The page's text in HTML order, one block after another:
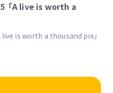
「A live is worth a
live is worth a thousand pix」